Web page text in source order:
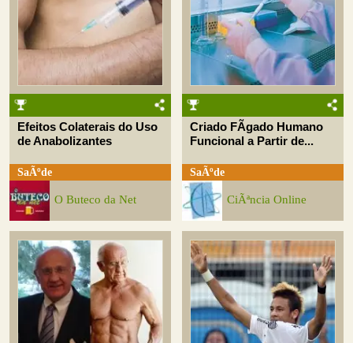
Efeitos Colaterais do Uso
de Anabolizantes
SaÃºde
O Buteco da Net
Criado FÃ­gado Humano
Funcional a Partir de...
SaÃºde
CiÃªncia Online